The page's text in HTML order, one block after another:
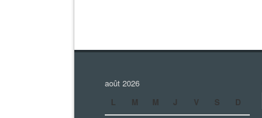
août 2026
L
M M J V S D